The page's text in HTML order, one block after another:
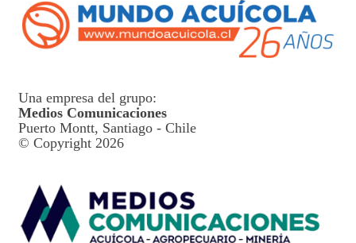
Una empresa del grupo:
Medios Comunicaciones
Puerto Montt, Santiago - Chile
© Copyright 2026